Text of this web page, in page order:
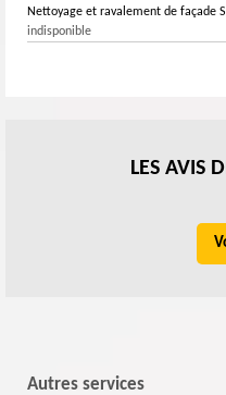
Nettoyage et ravalement de façade
indisponible
LES AVIS
Autres services